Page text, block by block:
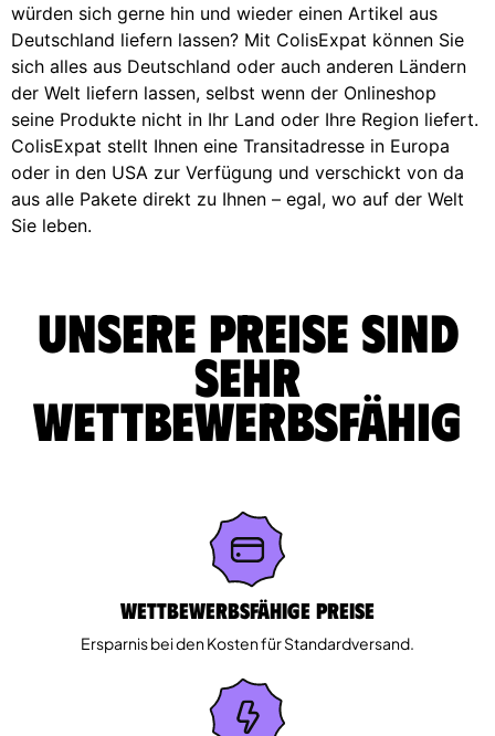
würden sich gerne hin und wieder einen Artikel aus
Deutschland liefern lassen? Mit ColisExpat können Sie
sich alles aus Deutschland oder auch anderen Ländern
der Welt liefern lassen, selbst wenn der Onlineshop
seine Produkte nicht in Ihr Land oder Ihre Region liefert.
ColisExpat stellt Ihnen eine Transitadresse in Europa
oder in den USA zur Verfügung und verschickt von da
aus alle Pakete direkt zu Ihnen – egal, wo auf der Welt
Sie leben.
Unsere Preise sind
sehr
wettbewerbsfähig
Wettbewerbsfähige Preise
Ersparnis bei den Kosten für Standardversand.